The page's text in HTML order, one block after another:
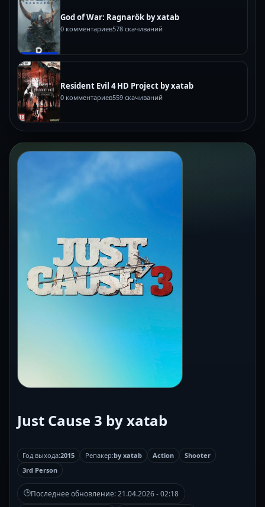
God of War: Ragnarök by xatab
0 комментариев578 скачиваний
Resident Evil 4 HD Project by xatab
0 комментариев559 скачиваний
Just Cause 3 by xatab
Год выхода:2015 Репакер:by xatab Action
Shooter
3rd Person
🕒Последнее обновление:21.04.2026 - 02:18